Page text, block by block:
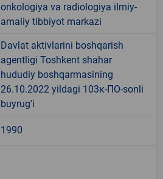
onkologiya va radiologiya ilmiy-
amaliy tibbiyot markazi
Davlat aktivlarini boshqarish
agentligi Toshkent shahar
hududiy boshqarmasining
26.10.2022 yildagi 103к-ПО-sonli
buyrug'i
1990